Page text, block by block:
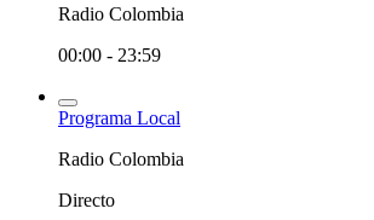
Radio Colombia
00:00 - 23:59
Programa Local
Radio Colombia
Directo